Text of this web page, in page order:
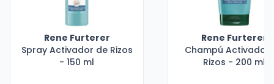
Rene Furterer
Spray Activador de Rizos
- 150 ml
Rene Furterer
Champú Activador
Rizos - 200 ml